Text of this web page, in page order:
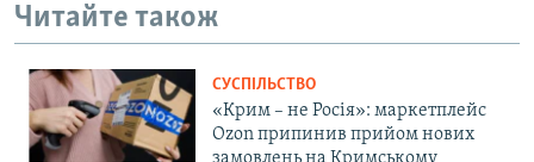
Читайте також
СУСПІЛЬСТВО
«Крим – не Росія»: маркетплейс
Ozon припинив прийом нових